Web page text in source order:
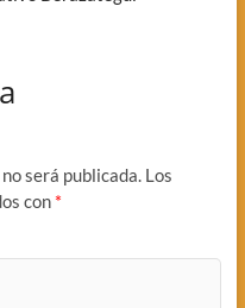
será publicada. Los
con *